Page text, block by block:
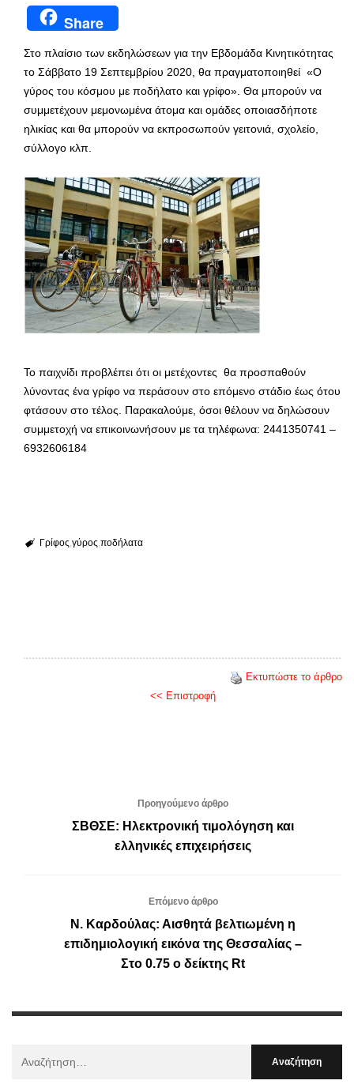
Share
Στο πλαίσιο των εκδηλώσεων για την Εβδομάδα Κινητικότητας
το Σάββατο 19 Σεπτεμβρίου 2020, θα πραγματοποιηθεί «Ο
γύρος του κόσμου με ποδήλατο και γρίφο». Θα μπορούν να
συμμετέχουν μεμονωμένα άτομα και ομάδες οποιασδήποτε
ηλικίας και θα μπορούν να εκπροσωπούν γειτονιά, σχολείο,
σύλλογο κλπ.
Το παιχνίδι προβλέπει ότι οι μετέχοντες θα προσπαθούν
λύνοντας ένα γρίφο να περάσουν στο επόμενο στάδιο έως ότου
φτάσουν στο τέλος. Παρακαλούμε, όσοι θέλουν να δηλώσουν
συμμετοχή να επικοινωνήσουν με τα τηλέφωνα: 2441350741 –
6932606184
Γρίφος γύρος ποδήλατα
Εκτυπώστε το άρθρο
<< Επιστροφή
Προηγούμενο άρθρο
ΣΒΘΣΕ: Ηλεκτρονική τιμολόγηση και
ελληνικές επιχειρήσεις
Επόμενο άρθρο
Ν. Καρδούλας: Αισθητά βελτιωμένη η
επιδημιολογική εικόνα της Θεσσαλίας –
Στο 0.75 ο δείκτης Rt